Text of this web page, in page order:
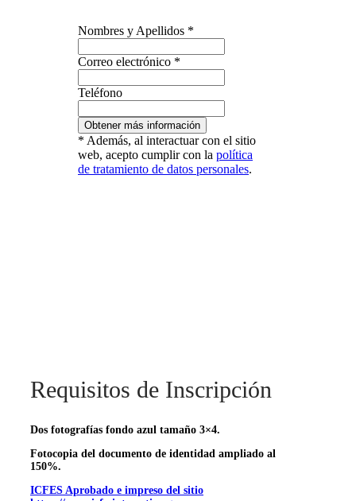
Nombres y Apellidos *
Correo electrónico *
Teléfono
electrónico
Nombres
Programa
Obtener más información
* Además, al interactuar con el sitio
web, acepto cumplir con la política
de tratamiento de datos personales.
Requisitos de Inscripción
Dos fotografías fondo azul tamaño 3×4.
Fotocopia del documento de identidad ampliado al
150%.
ICFES Aprobado e impreso del sitio